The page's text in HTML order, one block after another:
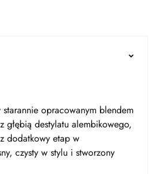
opracowanym blendem
głębią destylatu alembikowego,
dodatkowy etap w
czysty w stylu i stworzony